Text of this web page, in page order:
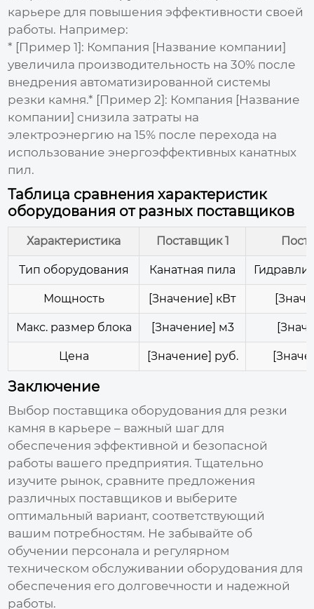
карьере для повышения эффективности своей
работы. Например:
* [Пример 1]: Компания [Название компании]
увеличила производительность на 30% после
внедрения автоматизированной системы
резки камня.* [Пример 2]: Компания [Название
компании] снизила затраты на
электроэнергию на 15% после перехода на
использование энергоэффективных канатных
пил.
Таблица сравнения характеристик
оборудования от разных поставщиков
Характеристика Поставщик 1
Тип оборудования Канатная пила
Мощность [Значение] кВт
Макс. размер блока [Значение] м3
Цена [Значение] руб.
Заключение
Выбор поставщика оборудования для резки
камня в карьере – важный шаг для
обеспечения эффективной и безопасной
работы вашего предприятия. Тщательно
изучите рынок, сравните предложения
различных поставщиков и выберите
оптимальный вариант, соответствующий
вашим потребностям. Не забывайте об
обучении персонала и регулярном
техническом обслуживании оборудования для
обеспечения его долговечности и надежной
работы.